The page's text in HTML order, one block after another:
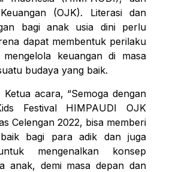
(OJK). Literasi dan
bagi anak usia dini perlu
dapat membentuk perilaku
keuangan di masa
budaya yang baik.
Ketua acara, “Semoga dengan
Festival HIMPAUDI OJK
Celengan 2022, bisa memberi
bagi para adik dan juga
mengenalkan konsep
anak, demi masa depan dan